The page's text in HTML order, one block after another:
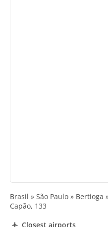
Brasil » São Paulo » Bertioga
Capão, 133
Closest airports